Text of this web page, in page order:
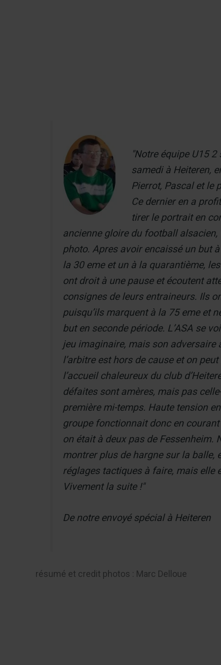
"Notre équipe U15
samedi à Heiteren,
Pierrot, Pascal et le
Ce dernier en a
tirer le portrait en
ancienne gloire du football alsacien,
photo. Apres avoir encaissé un but
la 30 eme et un à la quarantième,
ont droit à une pause et écoutent
consignes de leurs entraineurs. Ils
puisqu’ils marquent à la 75 eme et
but en seconde période. L’ASA se
jeu imaginaire, mais son adversaire
l’arbitre est hors de cause et on
l’accueil chaleureux du club
défaites sont amères, mais pas
première mi-temps. Haute tension
groupe fonctionnait donc en
on était à deux pas de Fessenheim.
montrer plus de hargne sur la balle,
réglages tactiques à faire, mais elle
Vivement la suite !"
De notre envoyé spécial à Heiteren
résumé et credit photos : Marc Delloue